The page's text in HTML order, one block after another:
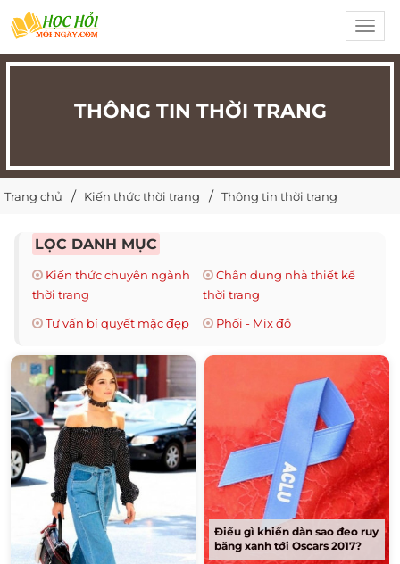
THÔNG TIN THỜI TRANG
Trang chủ Kiến thức thời trang Thông tin thời trang
LỌC DANH MỤC
Kiến thức chuyên ngành
thời trang
Chân dung nhà thiết kế
thời trang
Tư vấn bí quyết mặc đẹp
Phối - Mix đồ
Điều gì khiến dàn sao đeo ruy
băng xanh tới Oscars 2017?